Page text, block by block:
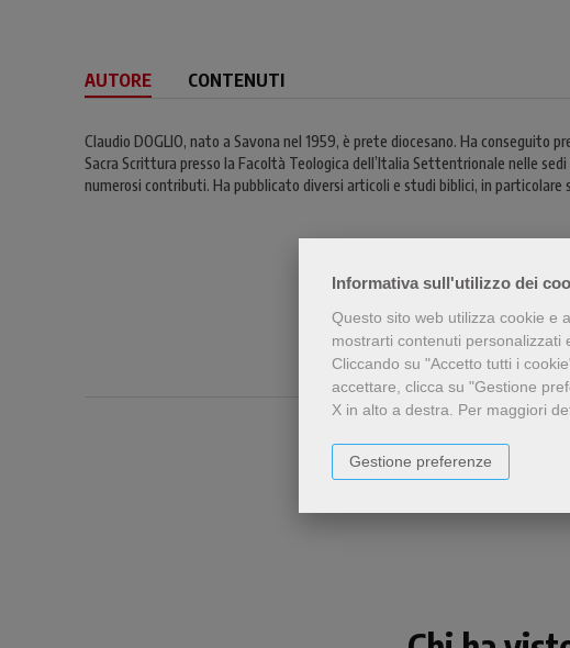
Informativa sull'utilizzo dei
Questo sito web utilizza cookie e
mostrarti contenuti personalizzati
Cliccando su "Accetto tutti i
accettare, clicca su "Gestione
X in alto a destra. Per maggiori
Gestione preferenze
AUTORE CONTENUTI
Claudio DOGLIO, nato a Savona nel 1959, è prete diocesano. Ha conseguito
Sacra Scrittura presso la Facoltà Teologica dell’Italia Settentrionale nelle
numerosi contributi. Ha pubblicato diversi articoli e studi biblici, in particolare